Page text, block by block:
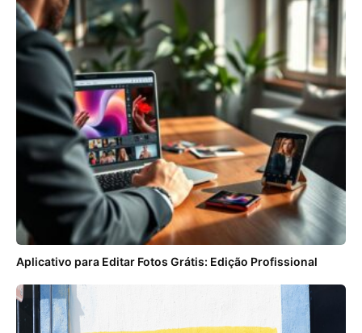
Aplicativo para Editar Fotos Grátis: Edição Profissional